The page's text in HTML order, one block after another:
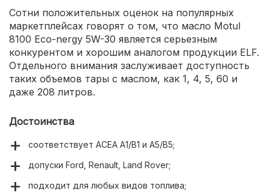
Сотни положительных оценок на популярных
маркетплейсах говорят о том, что масло Motul
8100 Eco-nergy 5W-30 является серьезным
конкурентом и хорошим аналогом продукции ELF.
Отдельного внимания заслуживает доступность
таких объемов тары с маслом, как 1, 4, 5, 60 и
даже 208 литров.
Достоинства
соответствует ACEA A1/B1 и А5/В5;
допуски Ford, Renault, Land Rover;
подходит для любых видов топлива;